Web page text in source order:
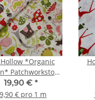
Hollow *Organic
Patchworkstoff
weiß, grün,
grau, rot, rosa
19,90 € *
€ pro 1 m